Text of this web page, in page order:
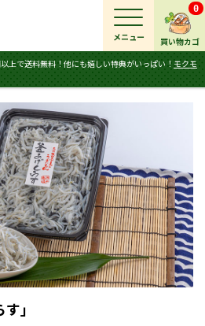
買い物カゴ
0
上で送料無料！他にも嬉しい特典がいっぱい！ モクモ
メニュー
」